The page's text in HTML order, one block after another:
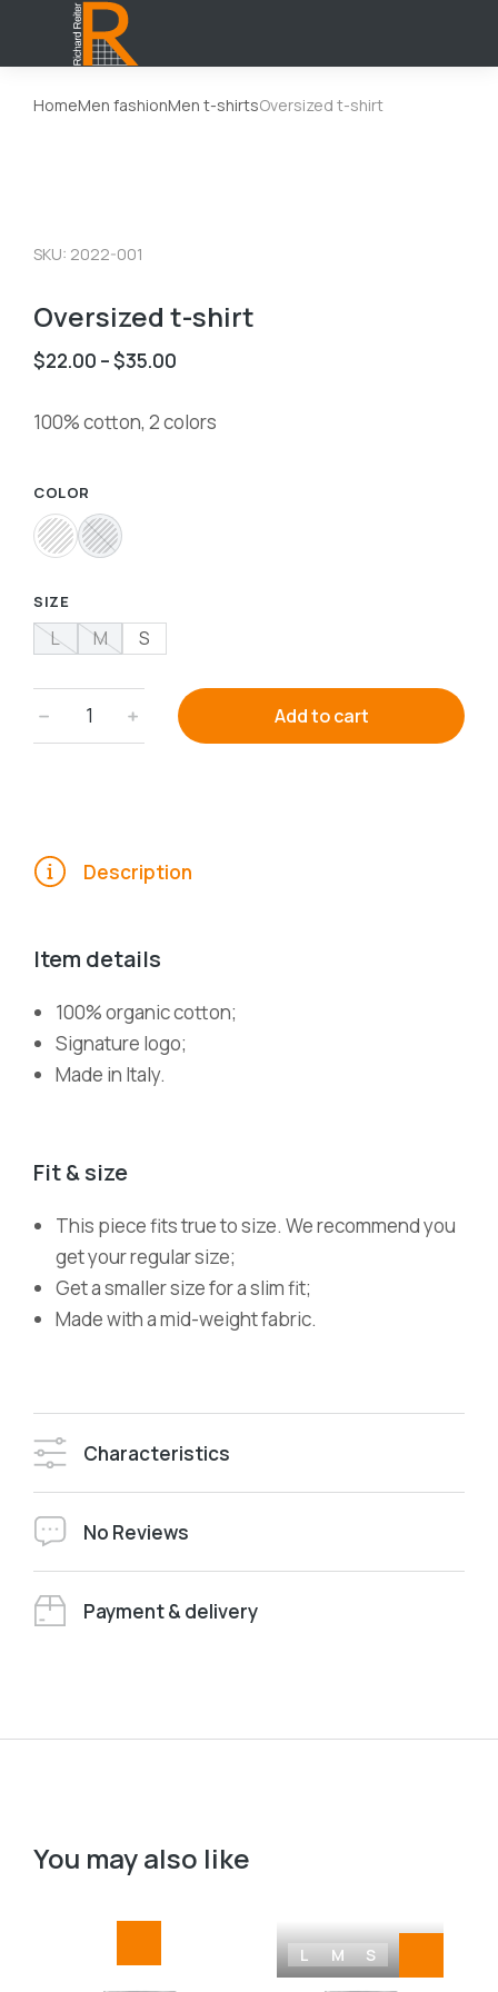
You are here:
HomeMen fashionMen t-shirtsOversized t-shirt
SKU: 2022-001
Oversized t-shirt
$22.00 –$35.00
100% cotton, 2 colors
COLOR
SIZE
L M S
﹣ ﹢ Add to cart
Description
Item details
100% organic cotton;
Signature logo;
Made in Italy.
Fit & size
This piece fits true to size. We recommend you
get your regular size;
Get a smaller size for a slim fit;
Made with a mid-weight fabric.
Characteristics
No Reviews
Payment & delivery
You may also like
L M
S